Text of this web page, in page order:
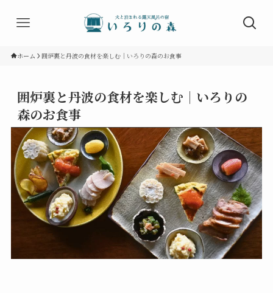
ホーム 囲炉裏と丹波の食材を楽しむ｜いろりの森のお食事
囲炉裏と丹波の食材を楽しむ｜いろりの
森のお食事